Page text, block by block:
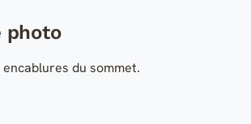
photo
du sommet.